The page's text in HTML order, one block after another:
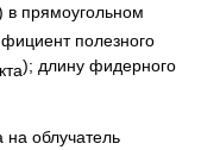
в прямоугольном
полезного
); длину фидерного
облучатель